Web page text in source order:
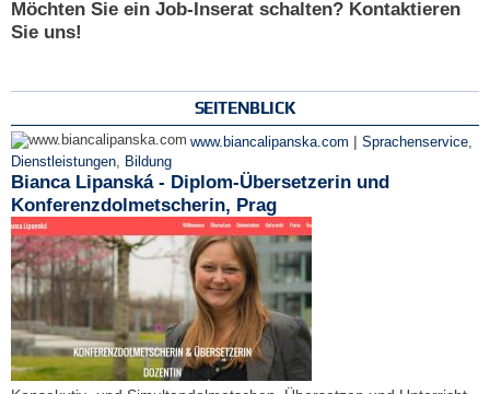
Möchten Sie ein Job-Inserat schalten? Kontaktieren
Sie uns!
SEITENBLICK
www.biancalipanska.com | Sprachenservice,
Dienstleistungen, Bildung
Bianca Lipanská - Diplom-Übersetzerin und
Konferenzdolmetscherin, Prag